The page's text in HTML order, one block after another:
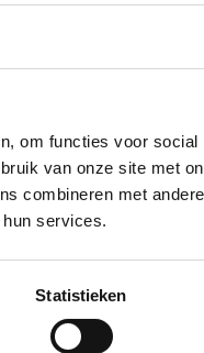
om functies voor
van onze site met
combineren met
services.
Statistieken
Eenvoudig ruilen of retour